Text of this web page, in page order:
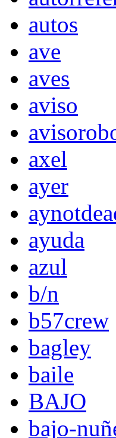
autos
ave
aves
aviso
axel
ayer
ayuda
azul
b/n
b57crew
bagley
baile
BAJO
bajo-